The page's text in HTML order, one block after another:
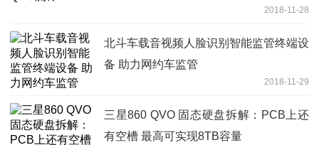
2018-11-28
北斗车载音视频人脸识别智能监管终端设
备 助力网约车监管
2018-11-29
三星860 QVO 固态硬盘拆解：PCB上还
有空槽 最高可实现8TB容量